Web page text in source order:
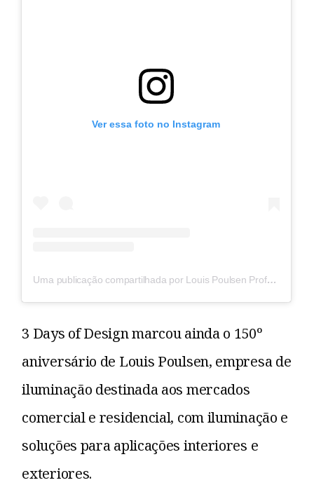
Ver essa foto no Instagram
Uma publicação compartilhada por Louis Poulsen Professional (@louispoulsen.professional)
3 Days of Design marcou ainda o 150º
aniversário de Louis Poulsen, empresa de
iluminação destinada aos mercados
comercial e residencial, com iluminação e
soluções para aplicações interiores e
exteriores.